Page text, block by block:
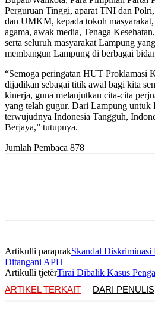
Perguruan Tinggi, aparat TNI dan
dan UMKM, kepada tokoh
agama, awak media, Tenaga
serta seluruh masyarakat Lampung
membangun Lampung di berbagai
“Semoga peringatan HUT Proklamasi
dijadikan sebagai titik awal bagi kita
kinerja, guna melanjutkan cita-cita
yang telah gugur. Dari Lampung untuk
terwujudnya Indonesia Tangguh,
Berjaya,” tutupnya.
Jumlah Pembaca 878
Artikulli paraprakSkandal
Ditangani APH
Artikulli tjetërTirai Dibalik Kasus
ARTIKEL TERKAIT
DARI PENULIS